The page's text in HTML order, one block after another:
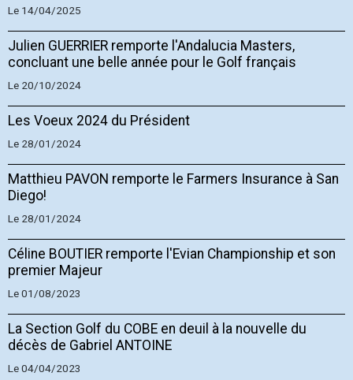
Le 14/04/2025
Julien GUERRIER remporte l'Andalucia Masters,
concluant une belle année pour le Golf français
Le 20/10/2024
Les Voeux 2024 du Président
Le 28/01/2024
Matthieu PAVON remporte le Farmers Insurance à San
Diego!
Le 28/01/2024
Céline BOUTIER remporte l'Evian Championship et son
premier Majeur
Le 01/08/2023
La Section Golf du COBE en deuil à la nouvelle du
décès de Gabriel ANTOINE
Le 04/04/2023